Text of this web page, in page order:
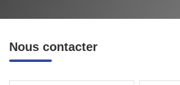
Nous contacter